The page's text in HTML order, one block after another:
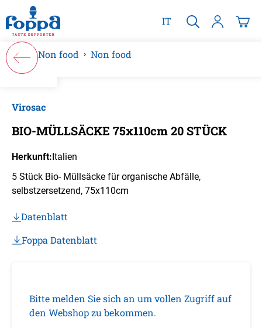
springen
IT
Non food Non food
Virosac
BIO-MÜLLSÄCKE 75x110cm 20 STÜCK
Herkunft:Italien
5 Stück Bio- Müllsäcke für organische Abfälle,
selbstzersetzend, 75x110cm
Datenblatt
Foppa Datenblatt
Bitte melden Sie sich an um vollen Zugriff auf
den Webshop zu bekommen.